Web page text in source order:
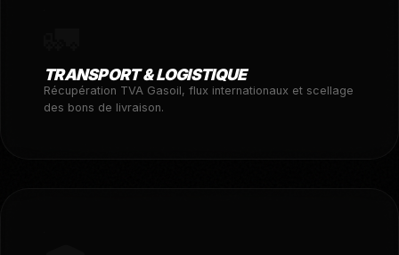
TRANSPORT & LOGISTIQUE
Récupération TVA Gasoil, flux internationaux et scellage
des bons de livraison.